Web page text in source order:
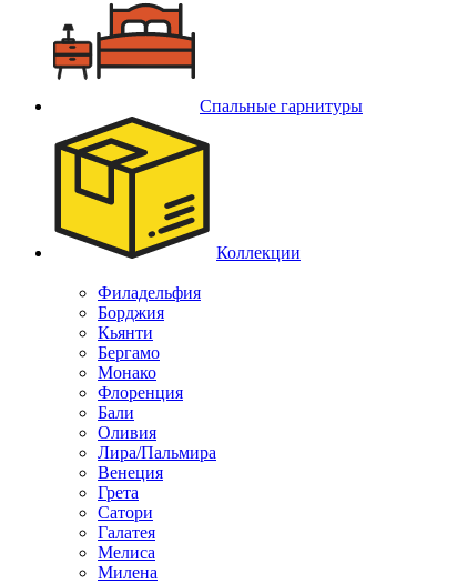
Спальные гарнитуры
Коллекции
Филадельфия
Борджия
Кьянти
Бергамо
Монако
Флоренция
Бали
Оливия
Лира/Пальмира
Венеция
Грета
Сатори
Галатея
Мелиса
Милена